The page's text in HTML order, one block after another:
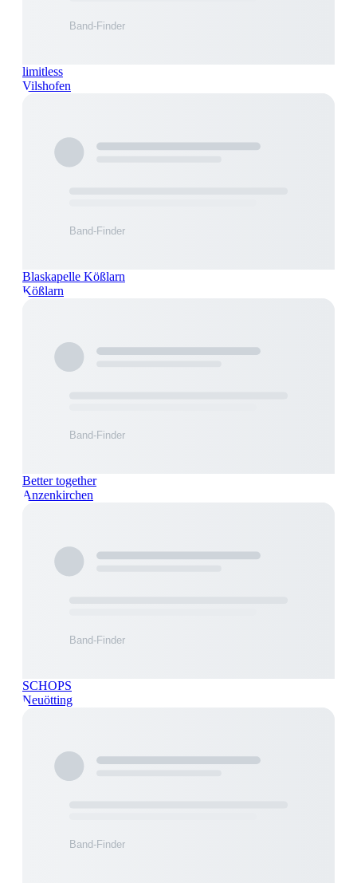
limitless
Vilshofen
Blaskapelle Kößlarn
Kößlarn
Better together
Anzenkirchen
SCHOPS
Neuötting